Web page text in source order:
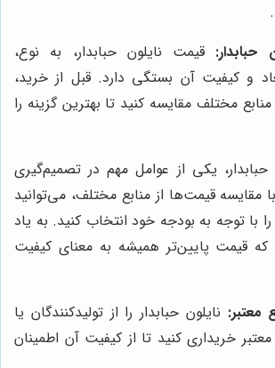
حبابدار: قیمت نایلون حبابدار، به نوع،
و کیفیت آن بستگی دارد. قبل از خرید،
مختلف مقایسه کنید تا بهترین گزینه را
حبابدار، یکی از عوامل مهم در تصمیم‌گیری
قیمت‌ها از منابع مختلف، می‌توانید
را با توجه به بودجه خود انتخاب کنید. به یاد
که قیمت پایین‌تر همیشه به معنای کیفیت
معتبر: نایلون حبابدار را از تولیدکنندگان یا
خریداری کنید تا از کیفیت آن اطمینان